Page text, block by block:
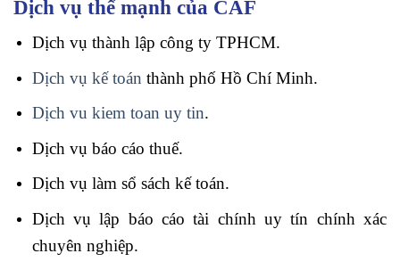
Dịch vụ thế mạnh của CAF
Dịch vụ thành lập công ty TPHCM.
Dịch vụ kế toán thành phố Hồ Chí Minh.
Dịch vu kiem toan uy tin.
Dịch vụ báo cáo thuế.
Dịch vụ làm sổ sách kế toán.
Dịch vụ lập báo cáo tài chính uy tín chính xác
chuyên nghiệp.